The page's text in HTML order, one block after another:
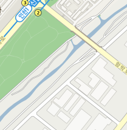
오시는길
오시는길
이 버전으로 페이지로 복구
[2022-06-02 16:58:18
확대축소초기화